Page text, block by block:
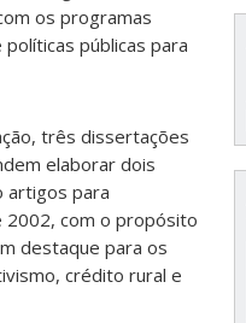
os programas
públicas para
três dissertações
elaborar dois
artigos para
2002, com o propósito
destaque para os
crédito rural e